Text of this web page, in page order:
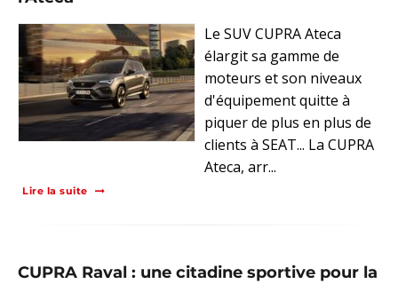
Le SUV CUPRA Ateca
élargit sa gamme de
moteurs et son niveaux
d'équipement quitte à
piquer de plus en plus de
clients à SEAT... La CUPRA
Ateca, arr...
Lire la suite
CUPRA Raval : une citadine sportive pour la